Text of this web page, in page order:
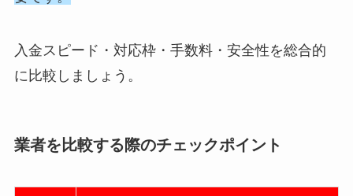
入金スピード・対応枠・手数料・安全性を総合的
に比較しましょう。
業者を比較する際のチェックポイント